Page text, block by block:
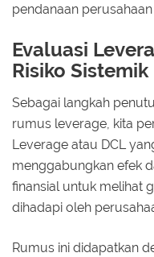
pendanaan
Evaluasi
Risiko
Sebagai langkah
rumus leverage, kita
Leverage atau DCL
menggabungkan efek
finansial untuk melihat
dihadapi oleh
Rumus ini didapatkan